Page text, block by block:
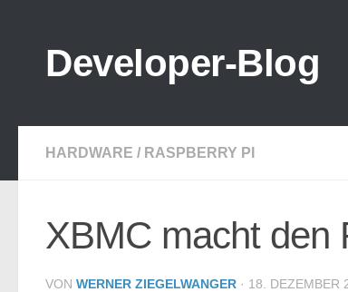
Developer-Blog
HARDWARE / RASPBERRY PI
XBMC macht den
VON WERNER ZIEGELWANGER · 18. DEZEMBER